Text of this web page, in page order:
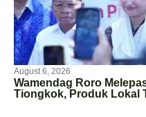
August 6, 2026
Wamendag Roro
Tiongkok, Produk Lokal